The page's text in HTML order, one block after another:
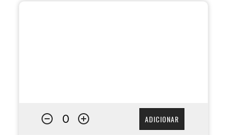
ADICIONAR